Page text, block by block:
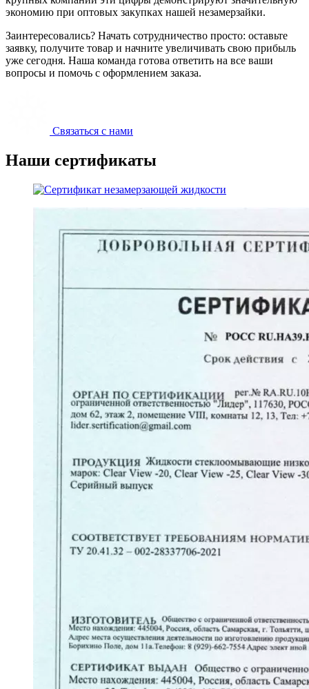
экономию при оптовых закупках нашей незамерзайки.
Заинтересовались? Начать сотрудничество просто: оставьте
заявку, получите товар и начните увеличивать свою прибыль
уже сегодня. Наша команда готова ответить на все ваши
вопросы и помочь с оформлением заказа.
Связаться с нами
Наши сертификаты